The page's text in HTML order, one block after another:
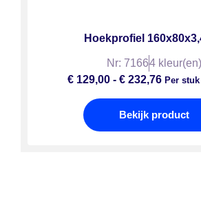
Hoekprofiel
Nr: 71664 kleur(en)
€ 129,00 - € 232,76 Per
Bekijk product